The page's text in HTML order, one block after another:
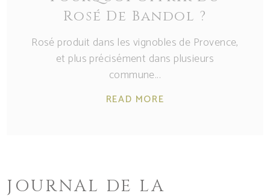
Rosé De Bandol ?
Rosé produit dans les vignobles de Provence,
et plus précisément dans plusieurs
commune
READ MORE
JOURNAL DE LA